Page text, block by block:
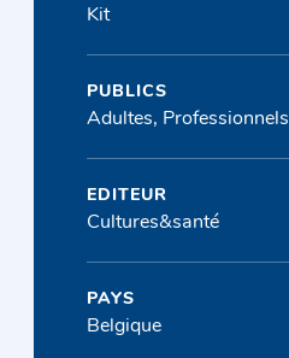
Kit
PUBLICS
Adultes, Professionnels
EDITEUR
Cultures&santé
PAYS
Belgique